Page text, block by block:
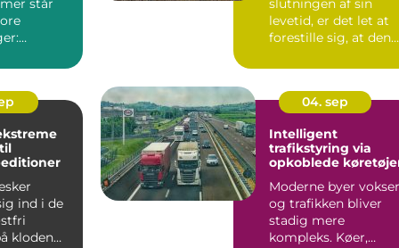
levetid, er det let at
forestille sig, at den
ind i de
kloden
04. sep
Intelligent
trafikstyring via
opkoblede
Moderne byer
og trafikken bliver
stadig mere
kompleks. Køer,